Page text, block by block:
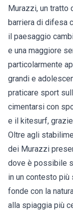
Murazzi, un tratto
barriera di difesa
il paesaggio
e una maggiore
particolarmente
grandi e
praticare sport
cimentarsi con
e il kitesurf,
Oltre agli
dei Murazzi
dove è possibile
in un contesto più
fonde con la
alla spiaggia più